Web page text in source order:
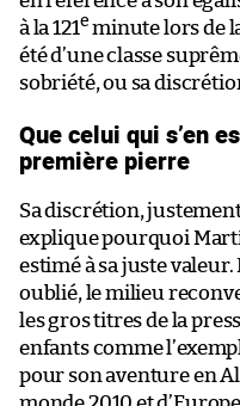
à la 121e minute lors de
été d’une classe
sobriété, ou sa
Que celui qui s’en
première pierre
Sa discrétion,
explique pourquoi
estimé à sa juste
oublié, le milieu
les gros titres de la
enfants comme
pour son aventure en